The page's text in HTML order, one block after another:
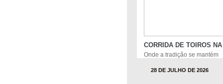
CORRIDA DE TOIROS
Onde a tradição se mantém
28 DE JULHO DE 2026